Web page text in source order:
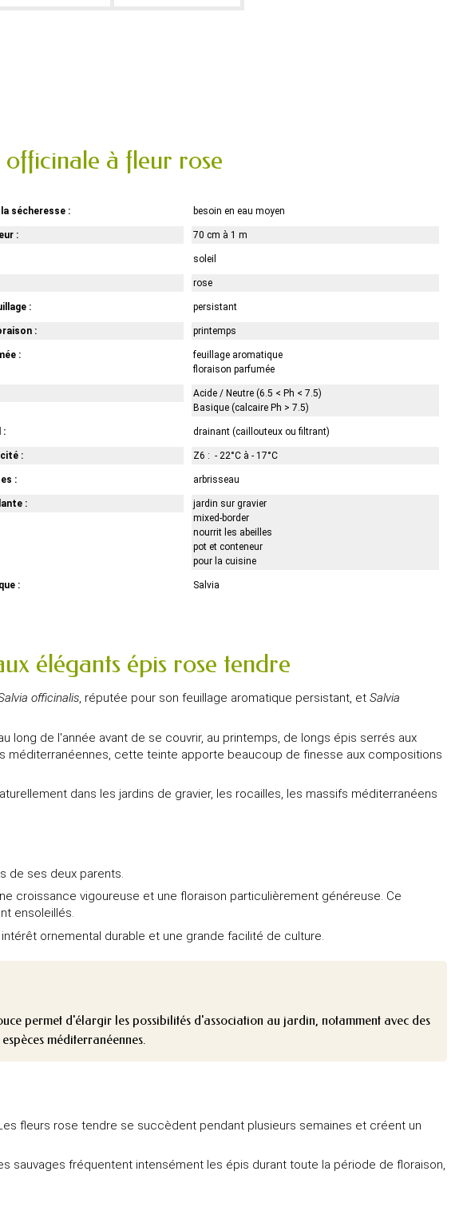
à fleur rose
sécheresse : besoin en eau moyen
: 70 cm à 1 m
soleil
rose
: persistant
: printemps
:
feuillage aromatique
floraison parfumée
Acide / Neutre (6.5 < Ph < 7.5)
Basique (calcaire Ph > 7.5)
: drainant (caillouteux ou filtrant)
: Z6 : - 22°C à - 17°C
: arbrisseau
:
jardin sur gravier
mixed-border
nourrit les abeilles
pot et conteneur
pour la cuisine
: Salvia
élégants épis rose tendre
officinalis, réputée pour son feuillage aromatique persistant, et Salvia
de l'année avant de se couvrir, au printemps, de longs épis serrés aux
cette teinte apporte beaucoup de finesse aux compositions
dans les jardins de gravier, les rocailles, les massifs méditerranéens
de ses deux parents.
croissance vigoureuse et une floraison particulièrement généreuse. Ce
ensoleillés.
ornemental durable et une grande facilité de culture.
permet d'élargir les possibilités d'association au jardin, notamment avec des
méditerranéennes.
fleurs rose tendre se succèdent pendant plusieurs semaines et créent un
sauvages fréquentent intensément les épis durant toute la période de floraison,